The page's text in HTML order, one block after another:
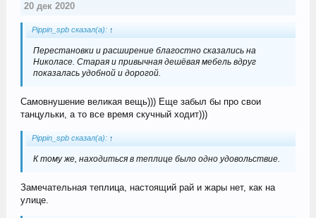
20 дек 2020
Pippin_spb сказал(а): ↑
Перестановки и расширение благостно сказались на
Николасе. Старая и привычная дешёвая мебель вдруг
показалась удобной и дорогой.
Самовнушение великая вещь))) Еще забыл бы про свои
танцульки, а то все время скучный ходит)))
Pippin_spb сказал(а): ↑
К тому же, находиться в теплице было одно удовольствие.
Замечательная теплица, настоящий рай и жары нет, как на
улице.